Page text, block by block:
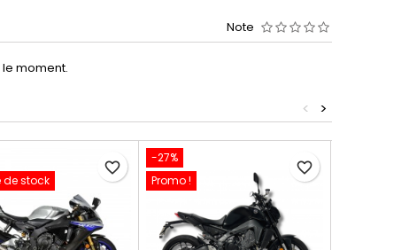
Note
moment.
>
<
de stock
favorite_border
-27%
Promo !
favorite_border